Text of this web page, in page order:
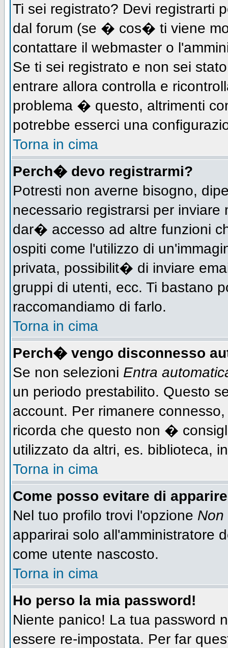
Ti sei registrato? Devi registrarti
dal forum (se � cos� ti viene
contattare il webmaster o
Se ti sei registrato e non sei
entrare allora controlla e
problema � questo, altrimenti
potrebbe esserci una
Torna in cima
Perch� devo registrarmi?
Potresti non averne bisogno,
necessario registrarsi per
dar� accesso ad altre funzioni
ospiti come l'utilizzo di
privata, possibilit� di inviare
gruppi di utenti, ecc. Ti bastano
raccomandiamo di farlo.
Torna in cima
Perch� vengo disconnesso
Se non selezioni Entra
un periodo prestabilito. Questo
account. Per rimanere
ricorda che questo non �
utilizzato da altri, es. biblioteca,
Torna in cima
Come posso evitare di
Nel tuo profilo trovi l'opzione Non
apparirai solo all'amministratore
come utente nascosto.
Torna in cima
Ho perso la mia password!
Niente panico! La tua
essere re-impostata. Per far